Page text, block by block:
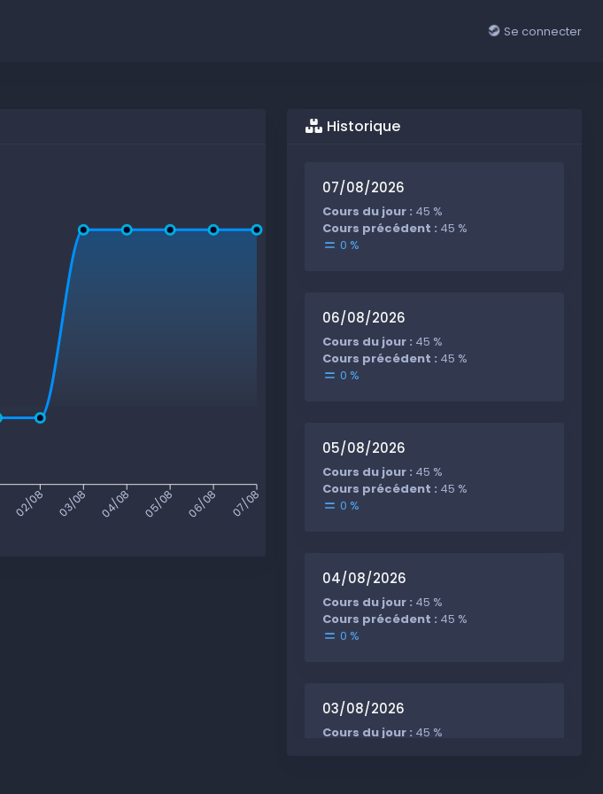
Se connecter
02/08 03/08 04/08 05/08 06/08 07/08
Historique
07/08/2026
Cours du jour : 45 %
Cours précédent : 45 %
0 %
06/08/2026
Cours du jour : 45 %
Cours précédent : 45 %
0 %
05/08/2026
Cours du jour : 45 %
Cours précédent : 45 %
0 %
04/08/2026
Cours du jour : 45 %
Cours précédent : 45 %
0 %
03/08/2026
Cours du jour : 45 %